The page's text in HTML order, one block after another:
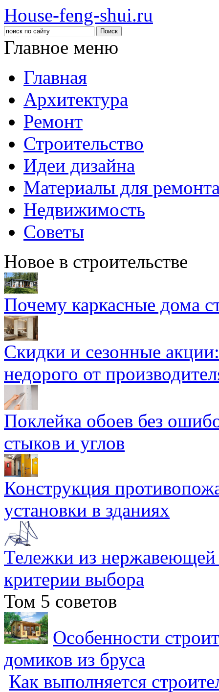
House-feng-shui.ru
Главное меню
Главная
Архитектура
Ремонт
Строительство
Идеи дизайна
Материалы для
Недвижимость
Советы
Новое в строительстве
Почему каркасные дома
Скидки и сезонные
недорого от
Поклейка обоев без
стыков и углов
Конструкция
установки в зданиях
Тележки из
критерии выбора
Том 5 советов
Особенности
домиков из бруса
Как выполняется